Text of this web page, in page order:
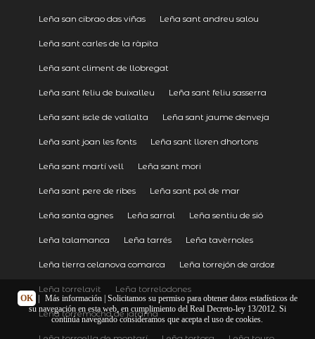
Leña san cibrao das viñas Leña sant andreu salou
Leña sant carles de la ràpita
Leña sant climent de llobregat
Leña sant feliu de buixalleu Leña sant feliu sasserra
Leña sant iscle de vallalta Leña sant jaume denveja
Leña sant joan les fonts Leña sant lloren dhortons
Leña sant martí vell Leña sant mori
Leña sant pere de ribes Leña sant pol de mar
Leña santa agnes Leña sarral Leña sentiu de sió
Leña talamanca Leña tarrés Leña tavèrnoles
Leña tierra celanova comarca Leña torrejón de ardoz
Leña torrelavit Leña torrelodones
Leña torremocha de jarama
OK Más información| Solicitamos su permiso para obtener datos estadísticos de
su navegación en esta web, en cumplimiento del Real Decreto-ley 13/2012. Si
continúa navegando consideramos que acepta el uso de cookies.